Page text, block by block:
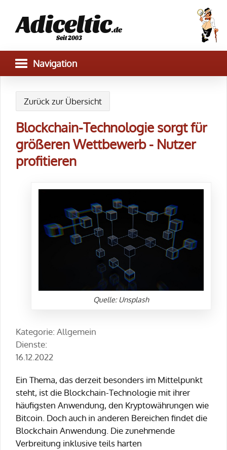
Adiceltic.de
Seit 2003
Zurück zur Übersicht
Blockchain-Technologie sorgt für
größeren Wettbewerb - Nutzer
profitieren
Quelle: Unsplash
Kategorie: Allgemein
Dienste:
16.12.2022
Ein Thema, das derzeit besonders im Mittelpunkt
steht, ist die Blockchain-Technologie mit ihrer
häufigsten Anwendung, den Kryptowährungen wie
Bitcoin. Doch auch in anderen Bereichen findet die
Blockchain Anwendung. Die zunehmende
Verbreitung inklusive teils harten